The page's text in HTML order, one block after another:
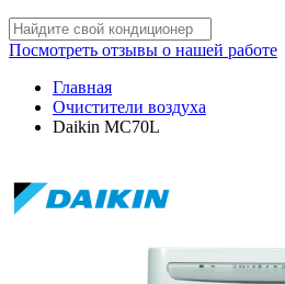
Посмотреть отзывы о нашей работе
Главная
Очистители воздуха
Daikin MC70L